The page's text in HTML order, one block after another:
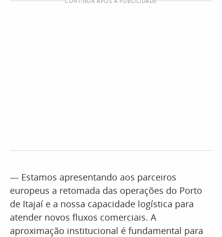
— Estamos apresentando aos parceiros
europeus a retomada das operações do Porto
de Itajaí e a nossa capacidade logística para
atender novos fluxos comerciais. A
aproximação institucional é fundamental para